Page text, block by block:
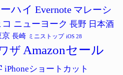
ハイ Evernote マレーシ
ニューヨーク 長野 日本酒
京 長崎 ミニストップ iOS 28
ザ Amazonセール
iPhoneショートカット